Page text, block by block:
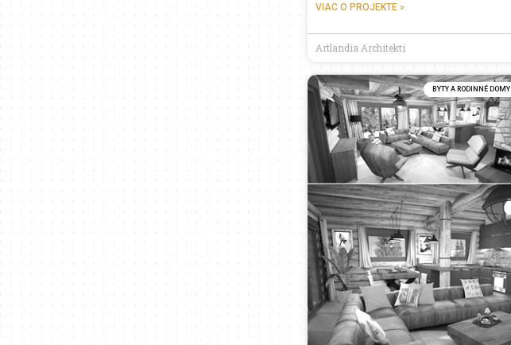
VIAC O PROJEKTE »
Artlandia Architekti
BYTY A RODINNÉ DOMY